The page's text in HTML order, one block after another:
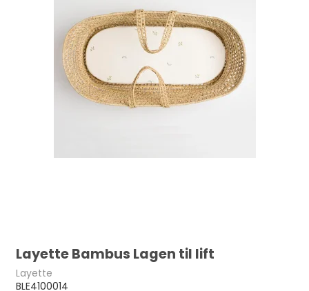
Layette Bambus Lagen til lift
Layette
BLE4100014